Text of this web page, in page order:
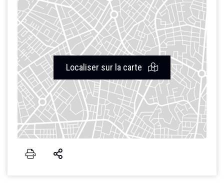
Localiser sur la carte